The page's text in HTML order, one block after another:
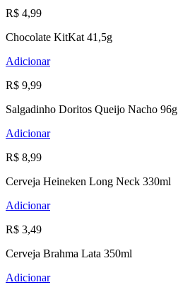
R$ 4,99
Chocolate KitKat 41,5g
Adicionar
R$ 9,99
Salgadinho Doritos Queijo Nacho 96g
Adicionar
R$ 8,99
Cerveja Heineken Long Neck 330ml
Adicionar
R$ 3,49
Cerveja Brahma Lata 350ml
Adicionar